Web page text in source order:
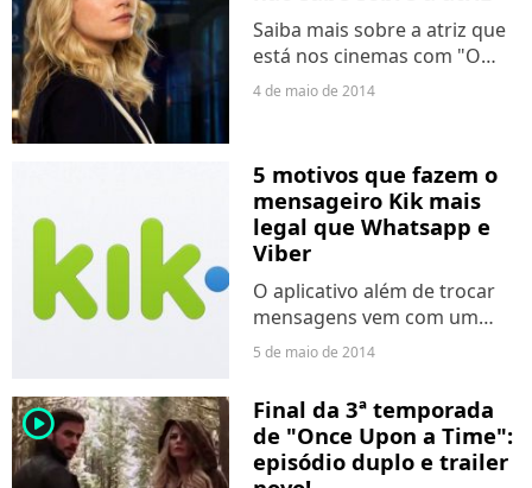
Saiba mais sobre a atriz que
está nos cinemas com "O
Espetacular Homem-Aranha
4 de maio de 2014
5 motivos que fazem o
mensageiro Kik mais
legal que Whatsapp e
Viber
O aplicativo além de trocar
mensagens vem com um
navegador integrado!
5 de maio de 2014
player2
Final da 3ª temporada
de "Once Upon a Time":
episódio duplo e trailer